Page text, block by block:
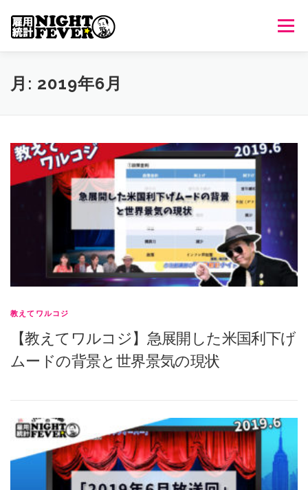
メニュ
HOME 生放送 番組について
月: 2019年6月
教えてワルコジ
【教えてワルコジ】急展開した米国利下げ
ムードの背景と世界景気の現状